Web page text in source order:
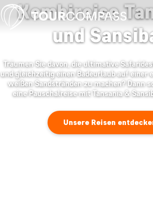
Kombireise
und
Träumen Sie davon, die ultimative
und gleichzeitig einen Badeurlaub auf einer
weißen Sandstränden zu machen? Dann
eine Pauschalreise mit Tansania &
Unsere Reisen